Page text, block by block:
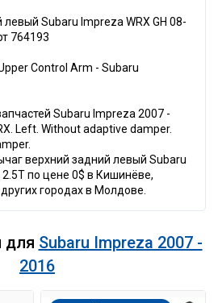
Subaru Impreza WRX GH 08-
764193
Control Arm - Subaru
Subaru Impreza 2007 -
Left. Without adaptive damper.
верхний задний левый Subaru
2.5T по цене 0$ в Кишинёве,
городах в Молдове.
для Subaru Impreza 2007 -
2016